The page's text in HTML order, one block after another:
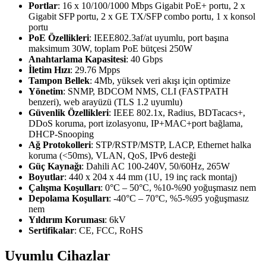
Portlar: 16 x 10/100/1000 Mbps Gigabit PoE+ portu, 2 x
Gigabit SFP portu, 2 x GE TX/SFP combo portu, 1 x konsol
portu
PoE Özellikleri: IEEE802.3af/at uyumlu, port başına
maksimum 30W, toplam PoE bütçesi 250W
Anahtarlama Kapasitesi: 40 Gbps
İletim Hızı: 29.76 Mpps
Tampon Bellek: 4Mb, yüksek veri akışı için optimize
Yönetim: SNMP, BDCOM NMS, CLI (FASTPATH
benzeri), web arayüzü (TLS 1.2 uyumlu)
Güvenlik Özellikleri: IEEE 802.1x, Radius, BDTacacs+,
DDoS koruma, port izolasyonu, IP+MAC+port bağlama,
DHCP-Snooping
Ağ Protokolleri: STP/RSTP/MSTP, LACP, Ethernet halka
koruma (<50ms), VLAN, QoS, IPv6 desteği
Güç Kaynağı: Dahili AC 100-240V, 50/60Hz, 265W
Boyutlar: 440 x 204 x 44 mm (1U, 19 inç rack montaj)
Çalışma Koşulları: 0°C – 50°C, %10-%90 yoğuşmasız nem
Depolama Koşulları: -40°C – 70°C, %5-%95 yoğuşmasız
nem
Yıldırım Koruması: 6kV
Sertifikalar: CE, FCC, RoHS
Uyumlu Cihazlar